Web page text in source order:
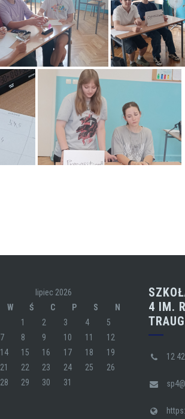
lipiec 2026
W Ś C P S
N
1
2 3 4
5
7 8 9 10 11
12
14 15 16 17 18
19
21 22 23 24 25
26
28 29 30 31
4 IM.
12